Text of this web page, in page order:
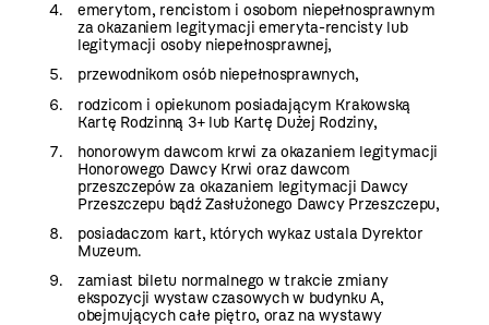
emerytom, rencistom i osobom niepełnosprawnym
za okazaniem legitymacji emeryta-rencisty lub
legitymacji osoby niepełnosprawnej,
przewodnikom osób niepełnosprawnych,
rodzicom i opiekunom posiadającym Krakowską
Kartę Rodzinną 3+ lub Kartę Dużej Rodziny,
honorowym dawcom krwi za okazaniem legitymacji
Honorowego Dawcy Krwi oraz dawcom
przeszczepów za okazaniem legitymacji Dawcy
Przeszczepu bądź Zasłużonego Dawcy Przeszczepu,
posiadaczom kart, których wykaz ustala Dyrektor
Muzeum.
zamiast biletu normalnego w trakcie zmiany
ekspozycji wystaw czasowych w budynku A,
obejmujących całe piętro, oraz na wystawy